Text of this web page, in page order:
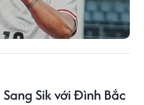
Sik với Đình Bắc